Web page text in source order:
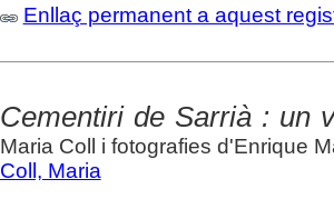
Enllaç permanent a aquest
Cementiri de Sarrià : un
Maria Coll i fotografies d'Enrique
Coll, Maria